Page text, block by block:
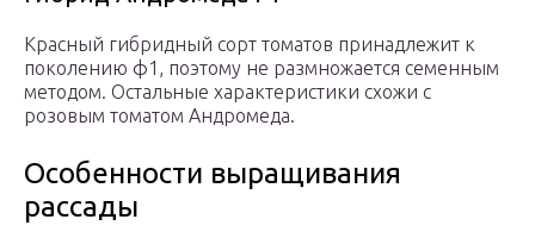
Красный гибридный сорт томатов принадлежит к
поколению ф1, поэтому не размножается семенным
методом. Остальные характеристики схожи с
розовым томатом Андромеда.
Особенности выращивания
рассады